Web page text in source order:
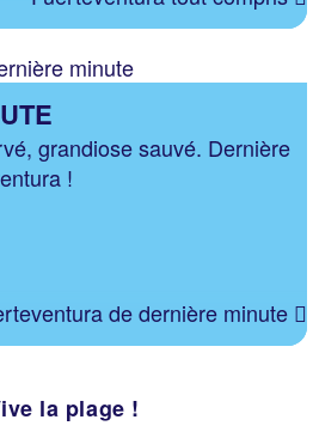
grandiose sauvé. Dernière
!
de dernière minute
la plage !